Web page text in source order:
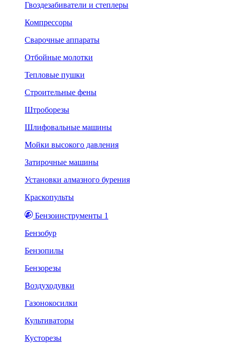
Гвоздезабиватели и степлеры
Компрессоры
Сварочные аппараты
Отбойные молотки
Тепловые пушки
Строительные фены
Штроборезы
Шлифовальные машины
Мойки высокого давления
Затирочные машины
Установки алмазного бурения
Краскопульты
Бензоинструменты 1
Бензобур
Бензопилы
Бензорезы
Воздуходувки
Газонокосилки
Культиваторы
Кусторезы